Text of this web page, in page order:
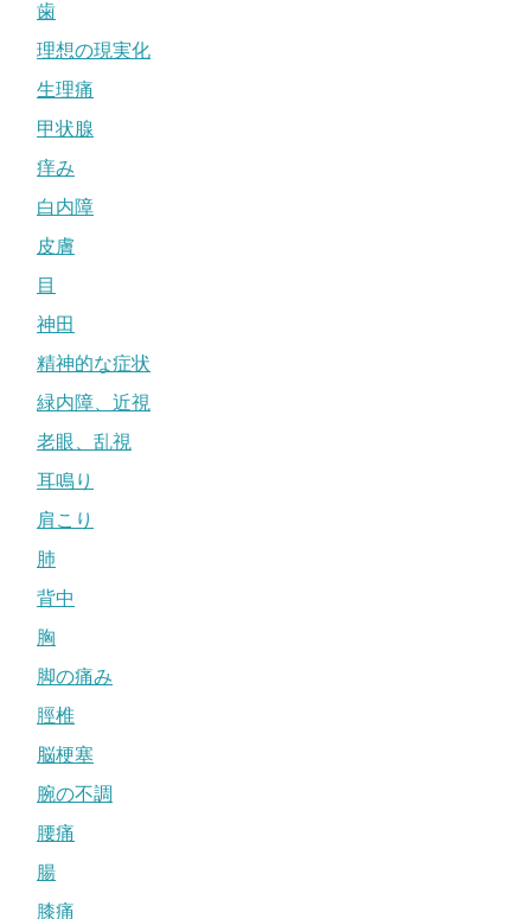
歯
理想の現実化
生理痛
甲状腺
痒み
白内障
皮膚
目
神田
精神的な症状
緑内障、近視
老眼、乱視
耳鳴り
肩こり
肺
背中
胸
脚の痛み
脛椎
脳梗塞
腕の不調
腰痛
腸
膝痛